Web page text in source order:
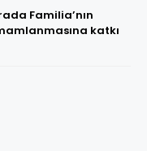
Familia’nın
katkı